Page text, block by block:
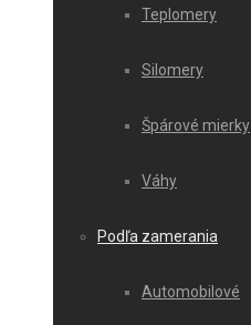
Teplomery
Silomery
Špárové mierky
Váhy
Podľa zamerania
Automobilové